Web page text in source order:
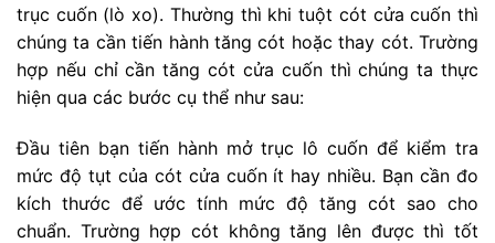
trục cuốn (lò xo). Thường thì khi tuột cót cửa cuốn thì
chúng ta cần tiến hành tăng cót hoặc thay cót. Trường
hợp nếu chỉ cần tăng cót cửa cuốn thì chúng ta thực
hiện qua các bước cụ thể như sau:
Đầu tiên bạn tiến hành mở trục lô cuốn để kiểm tra
mức độ tụt của cót cửa cuốn ít hay nhiều. Bạn cần đo
kích thước để ước tính mức độ tăng cót sao cho
chuẩn. Trường hợp cót không tăng lên được thì tốt